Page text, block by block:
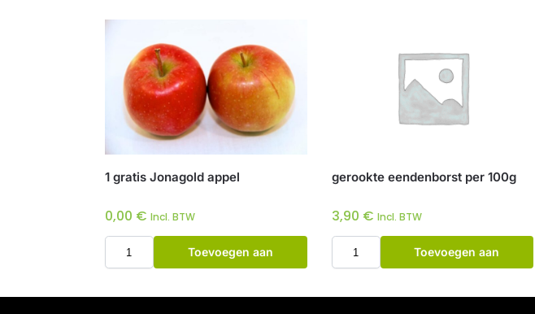
1 gratis Jonagold appel
0,00 € Incl. BTW
Toevoegen aan
gerookte eendenborst per 100g
3,90 € Incl. BTW
Toevoegen aan